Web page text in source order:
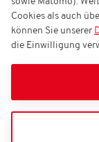
Cookies als auch
können Sie unserer
die Einwilligung